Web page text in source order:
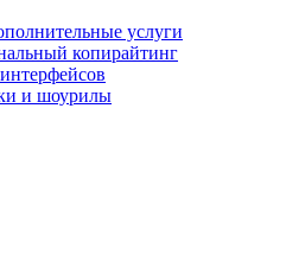
услуги
копирайтинг
и шоурилы